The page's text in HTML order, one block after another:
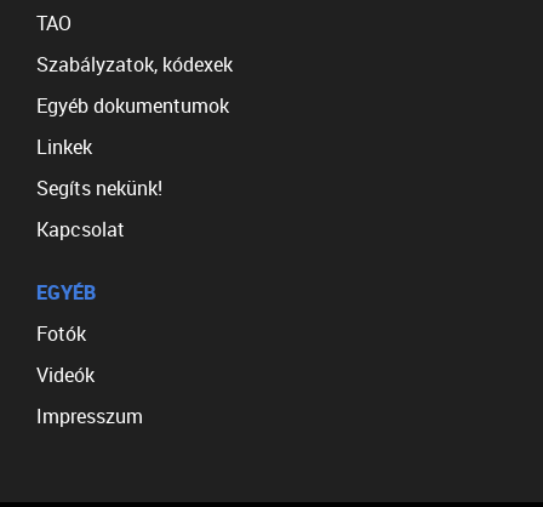
TAO
Szabályzatok, kódexek
Egyéb dokumentumok
Linkek
Segíts nekünk!
Kapcsolat
EGYÉB
Fotók
Videók
Impresszum